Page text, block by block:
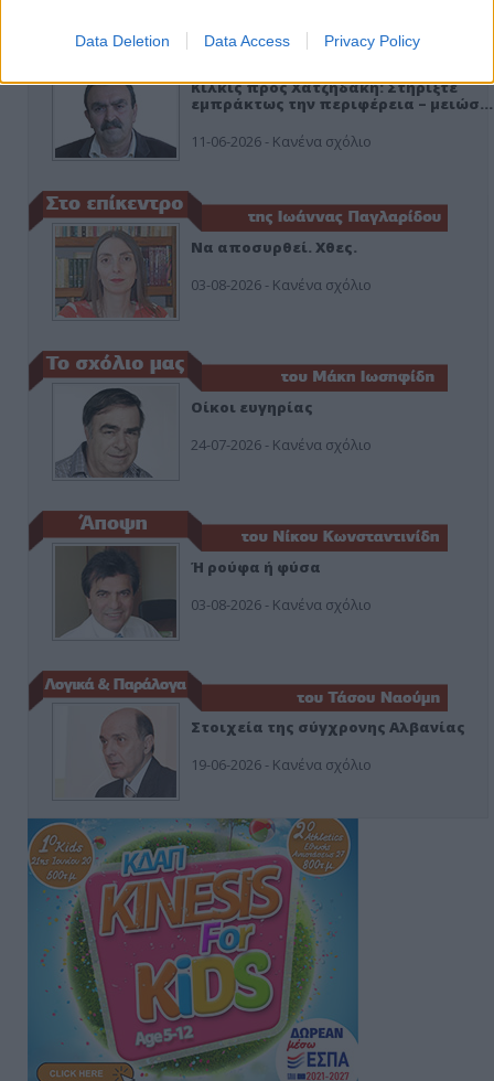
Data Deletion Data Access Privacy Policy
Κιλκίς προς Χατζηδάκη: Στηρίξτε
εμπράκτως την περιφέρεια – μειώσ…
11-06-2026 - Κανένα σχόλιο
Να αποσυρθεί. Χθες.
03-08-2026 - Κανένα σχόλιο
Οίκοι ευγηρίας
24-07-2026 - Κανένα σχόλιο
Ή ρούφα ή φύσα
03-08-2026 - Κανένα σχόλιο
Στοιχεία της σύγχρονης Αλβανίας
19-06-2026 - Κανένα σχόλιο